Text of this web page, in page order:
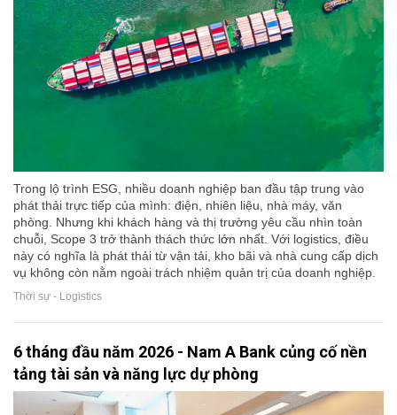
Trong lộ trình ESG, nhiều doanh nghiệp ban đầu tập trung vào
phát thải trực tiếp của mình: điện, nhiên liệu, nhà máy, văn
phòng. Nhưng khi khách hàng và thị trường yêu cầu nhìn toàn
chuỗi, Scope 3 trở thành thách thức lớn nhất. Với logistics, điều
này có nghĩa là phát thải từ vận tải, kho bãi và nhà cung cấp dịch
vụ không còn nằm ngoài trách nhiệm quản trị của doanh nghiệp.
Thời sự - Logistics
6 tháng đầu năm 2026 - Nam A Bank củng cố nền
tảng tài sản và năng lực dự phòng